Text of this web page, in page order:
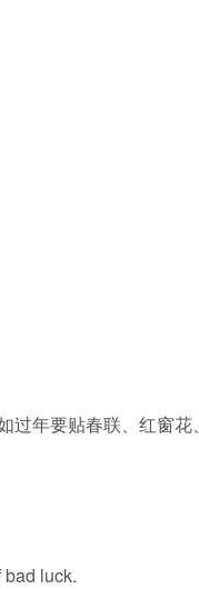
过年要贴春联、红窗
luck.